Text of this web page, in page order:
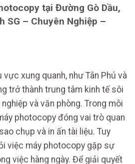
tại Đường Gò Dầu,
SG – Chuyên Nghiệp –
xung quanh, như Tân Phú và
trở thành trung tâm kinh tế sôi
và văn phòng. Trong môi
photocopy đóng vai trò quan
chụp và in ấn tài liệu. Tuy
việc máy photocopy gặp sự
việc hàng ngày. Để giải quyết